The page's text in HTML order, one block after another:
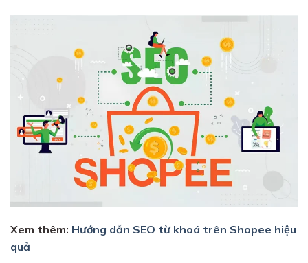
Xem thêm: Hướng dẫn SEO từ khoá trên Shopee hiệu
quả